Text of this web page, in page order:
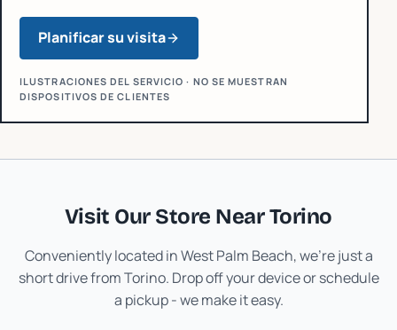
Planificar su visita
ILUSTRACIONES DEL SERVICIO · NO SE MUESTRAN
DISPOSITIVOS DE CLIENTES
Visit Our Store NearTorino
Conveniently located in West Palm Beach, we're just a
short drive fromTorino. Drop off your device or schedule
a pickup - we make it easy.